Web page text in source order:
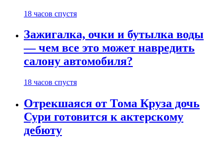
18 часов спустя
Зажигалка, очки и бутылка воды
— чем все это может навредить
салону автомобиля?
18 часов спустя
Отрекшаяся от Тома Круза дочь
Сури готовится к актерскому
дебюту